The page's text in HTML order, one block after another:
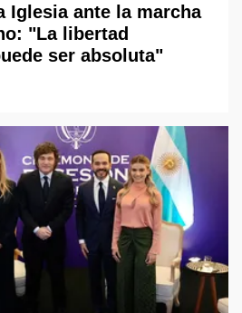
Iglesia ante la marcha
"La libertad
ser absoluta"